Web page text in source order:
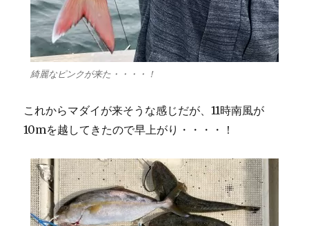
綺麗なピンクが来た・・・・！
これからマダイが来そうな感じだが、11時南風が
10mを越してきたので早上がり・・・・！